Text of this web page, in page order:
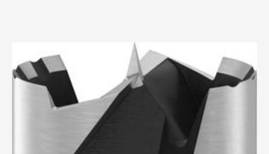
Bildergalerie überspringen